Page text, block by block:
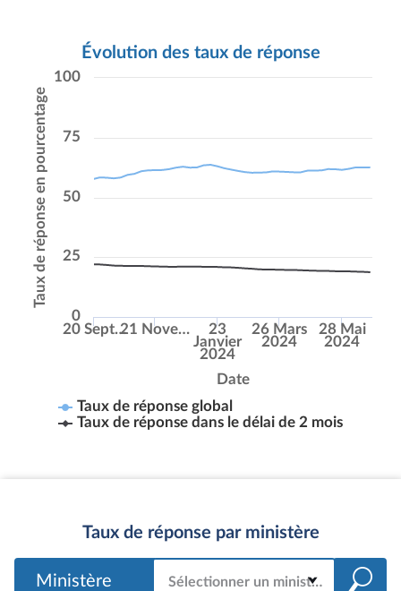
Évolution des taux de réponse
Date
Taux de réponse en pourcentage
Taux de réponse global
Taux de réponse dans le délai de 2 mois
20 Sept…21 Nove…
23
Janvier
2024
26 Mars
2024
28 Mai
2024
0
100
25
50
75
Taux de réponse par ministère
Ministère Sélectionner un ministère